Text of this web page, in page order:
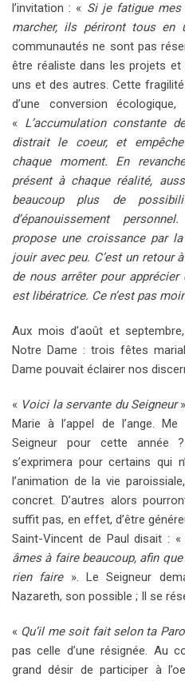
l’invitation : « Si je fatigue
marcher, ils périront tous en
communautés ne sont pas
être réaliste dans les projets
uns et des autres. Cette
d’une conversion
« L’accumulation constante
distrait le coeur, et
chaque moment. En
présent à chaque réalité,
beaucoup plus de
d’épanouissement
propose une croissance par
jouir avec peu. C’est un retour
de nous arrêter pour
est libératrice. Ce n’est pas
Aux mois d’août et
Notre Dame : trois fêtes
Dame pouvait éclairer nos
« Voici la servante du Seigneur
Marie à l’appel de l’ange.
Seigneur pour cette année
s’exprimera pour certains qui
l’animation de la vie
concret. D’autres alors
suffit pas, en effet, d’être
Saint-Vincent de Paul disait : «
âmes à faire beaucoup, afin
rien faire». Le Seigneur
Nazareth, son possible ; Il se
« Qu’il me soit fait selon ta
pas celle d’une résignée. Au
grand désir de participer à